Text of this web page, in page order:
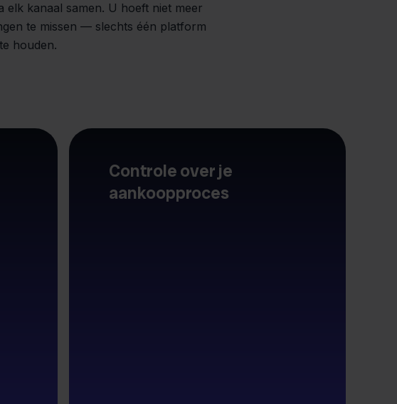
kanaal samen. U hoeft niet meer
te missen — slechts één platform
houden.
Controle over je
aankoopproces